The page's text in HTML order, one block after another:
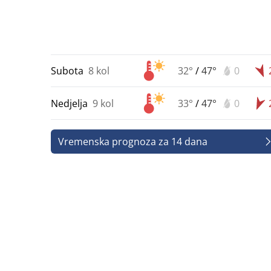
Subota 8 kol 32° /47° 0
Nedjelja 9 kol 33° /47° 0
Vremenska prognoza za 14 dana